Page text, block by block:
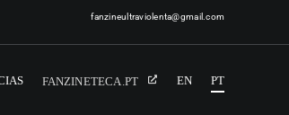
fanzineultraviolenta@gmail.com
FANZINETECA.PT EN PT